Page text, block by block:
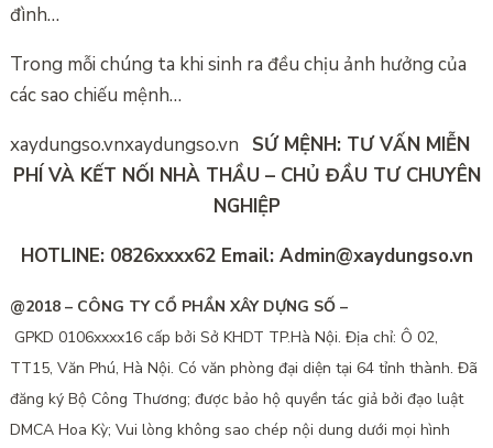
đình…
Trong mỗi chúng ta khi sinh ra đều chịu ảnh hưởng của
các sao chiếu mệnh…
xaydungso.vnxaydungso.vn
SỨ MỆNH: TƯ VẤN MIỄN
PHÍ VÀ KẾT NỐI NHÀ THẦU – CHỦ ĐẦU TƯ CHUYÊN
NGHIỆP
HOTLINE: 0826xxxx62 Email: Admin@xaydungso.vn
@2018 – CÔNG TY CỔ PHẦN XÂY DỰNG SỐ –
GPKD 0106xxxx16 cấp bởi Sở KHDT TP.Hà Nội. Địa chỉ: Ô 02,
TT15, Văn Phú, Hà Nội. Có văn phòng đại diện tại 64 tỉnh thành. Đã
đăng ký Bộ Công Thương; được bảo hộ quyền tác giả bởi đạo luật
DMCA Hoa Kỳ; Vui lòng không sao chép nội dung dưới mọi hình